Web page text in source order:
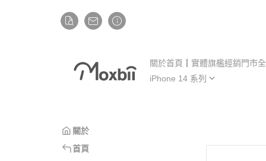
關於首頁 ┃實體旗艦經銷門市
iPhone 14 系列
關於
首頁